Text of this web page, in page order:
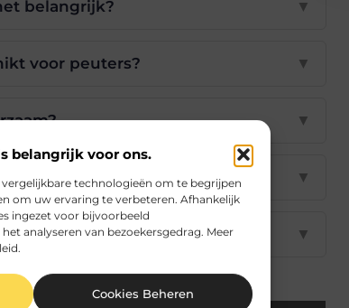
belangrijk voor ons.
technologieën om te begrijpen
om uw ervaring te verbeteren. Afhankelijk
ingezet voor bijvoorbeeld
analyseren van bezoekersgedrag. Meer
Cookies Beheren
belangrijk? ▼
voor peuters? ▼
▼
▼
▼